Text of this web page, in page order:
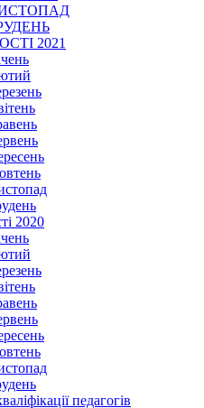
2021
2020
педагогів